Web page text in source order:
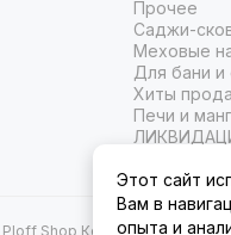
Прочее
Саджи-
Меховые
Для бани и
Хиты
Печи и
Ploff Shop Комсомольск-на-
Этот сайт
Вам в
опыта и